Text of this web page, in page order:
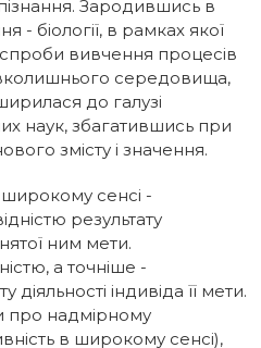
пізнання. Зародившись в
- біології, в рамках якої
вивчення процесів
середовища,
до галузі
наук, збагатившись при
змісту і значення.
сенсі -
результату
ним мети.
а точніше -
індивіда її мети.
про надмірному
в широкому сенсі),